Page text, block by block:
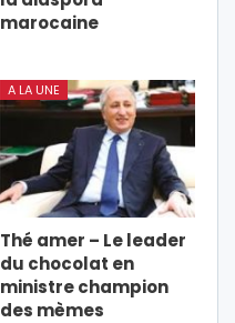
marocaine
A LA UNE
Thé amer – Le leader
du chocolat en
ministre champion
des mèmes